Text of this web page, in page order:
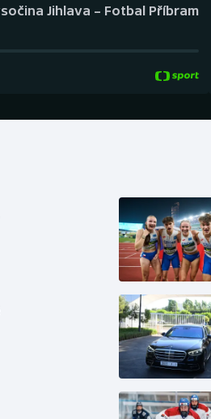
Plážový volejbalJihlava – Fotbal Příbram